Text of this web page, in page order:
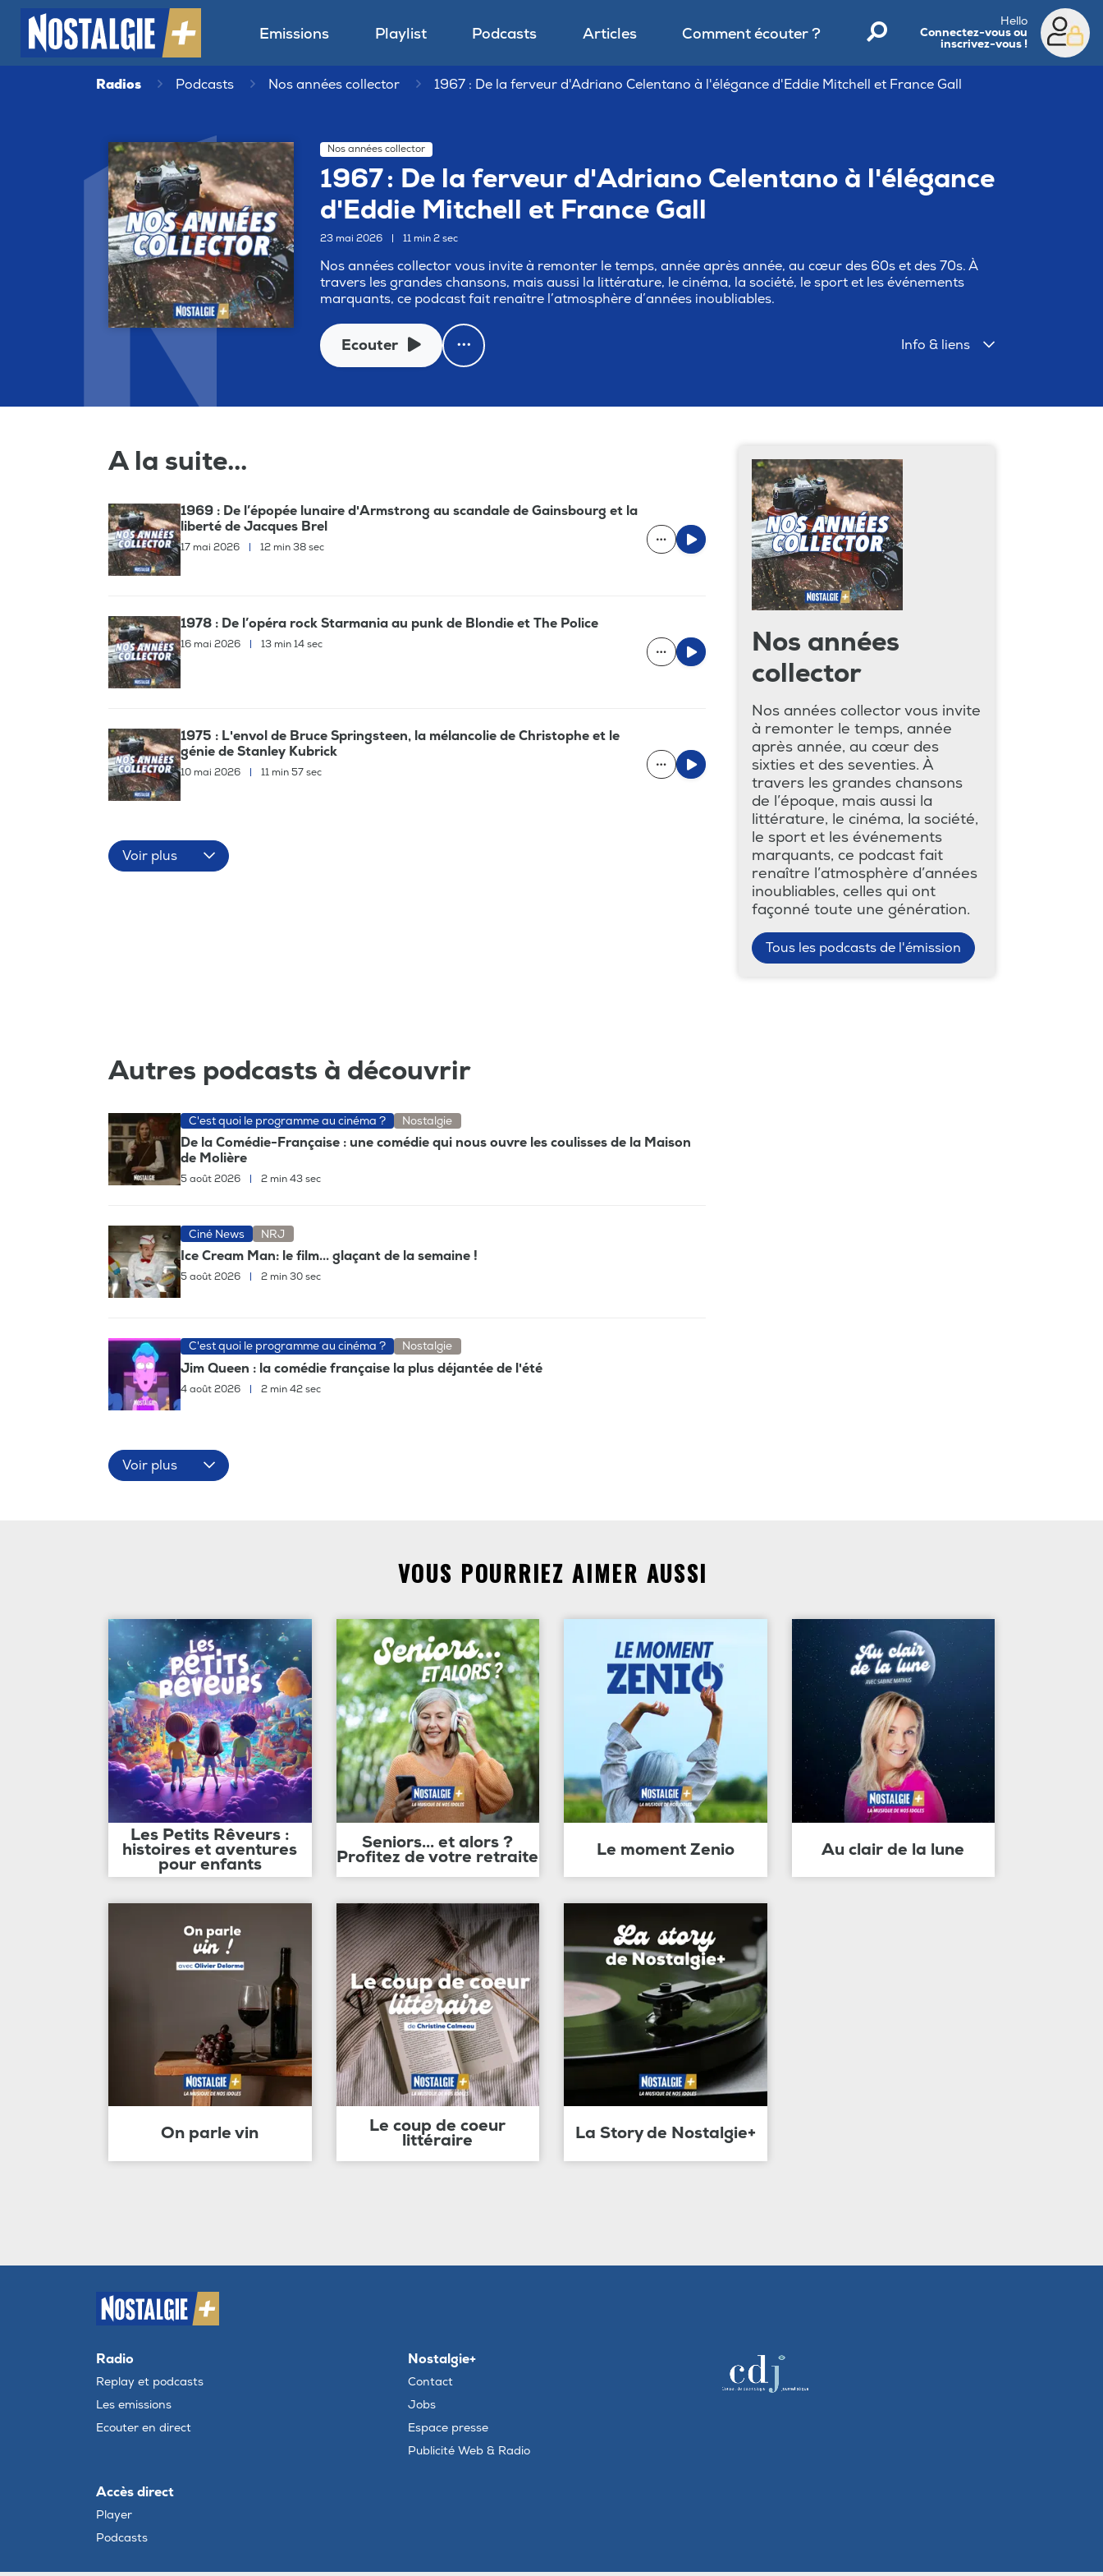
Emissions Playlist Podcasts Articles Comment écouter ?
Hello
Connectez-vous ou
inscrivez-vous !
Radios Podcasts Nos années collector 1967 : De la ferveur d'Adriano Celentano à l'élégance d'Eddie Mitchell et France Gall
Nos années collector
1967 : De la ferveur d'Adriano Celentano à l'élégance
d'Eddie Mitchell et France Gall
23 mai 2026 11 min 2 sec
Nos années collector vous invite à remonter le temps, année après année, au cœur des 60s et des 70s. À
travers les grandes chansons, mais aussi la littérature, le cinéma, la société, le sport et les événements
marquants, ce podcast fait renaître l’atmosphère d’années inoubliables.
Ecouter Info & liens
A la suite...
1969 : De l’épopée lunaire d'Armstrong au scandale de Gainsbourg et la
liberté de Jacques Brel
17 mai 2026 | 12 min 38 sec
1978 : De l’opéra rock Starmania au punk de Blondie et The Police
16 mai 2026 | 13 min 14 sec
1975 : L'envol de Bruce Springsteen, la mélancolie de Christophe et le
génie de Stanley Kubrick
10 mai 2026 | 11 min 57 sec
Voir plus
Nos années
collector
Nos années collector vous invite
à remonter le temps, année
après année, au cœur des
sixties et des seventies. À
travers les grandes chansons
de l’époque, mais aussi la
littérature, le cinéma, la société,
le sport et les événements
marquants, ce podcast fait
renaître l’atmosphère d’années
inoubliables, celles qui ont
façonné toute une génération.
Tous les podcasts de l'émission
Autres podcasts à découvrir
C'est quoi le programme au cinéma ? Nostalgie
De la Comédie-Française : une comédie qui nous ouvre les coulisses de la Maison
de Molière
5 août 2026 2 min 43 sec
Ciné News NRJ
Ice Cream Man: le film... glaçant de la semaine !
5 août 2026 2 min 30 sec
C'est quoi le programme au cinéma ? Nostalgie
Jim Queen : la comédie française la plus déjantée de l'été
4 août 2026 2 min 42 sec
Voir plus
VOUS POURRIEZ AIMER AUSSI
Les Petits Rêveurs :
histoires et aventures
pour enfants
Seniors... et alors ?
Profitez de votre retraite Le moment Zenio Au clair de la lune
On parle vin Le coup de coeur
littéraire La Story de Nostalgie+
Radio
Replay et podcasts
Les emissions
Ecouter en direct
Nostalgie+
Contact
Jobs
Espace presse
Publicité Web & Radio
Accès direct
Player
Podcasts